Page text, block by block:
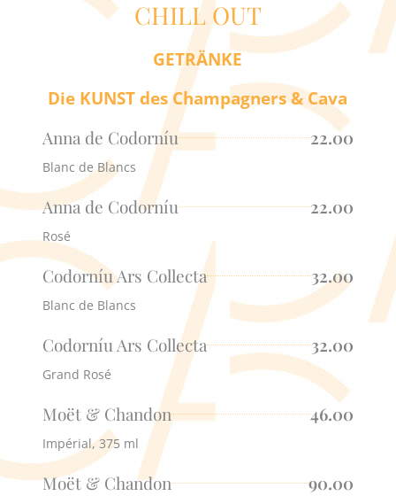
CHILL OUT
GETRÄNKE
Die KUNST des Champagners & Cava
Anna de Codorníu 22.00
Blanc de Blancs
Anna de Codorníu 22.00
Rosé
Codorníu Ars Collecta 32.00
Blanc de Blancs
Codorníu Ars Collecta 32.00
Grand Rosé
Moët & Chandon 46.00
Impérial, 375 ml
Moët & Chandon 90.00